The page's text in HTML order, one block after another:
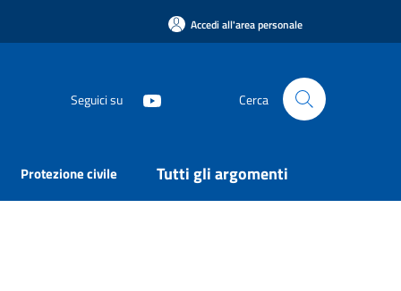
Accedi all'area personale
Seguici su Cerca
Protezione civile Tutti gli argomenti